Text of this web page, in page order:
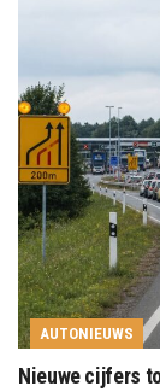
AUTONIEUWS
Nieuwe cijfers